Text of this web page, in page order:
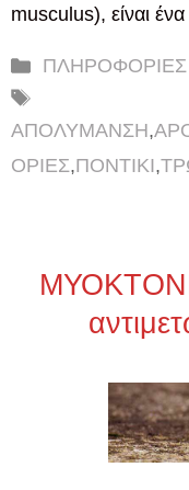
musculus), είναι
Κατηγορίες
ΠΛΗΡΟΦΟΡΙΕΣ
ΑΠΟΛΥΜΑΝΣΗ,
ΟΡΙΕΣ,ΠΟΝΤΙΚΙ,